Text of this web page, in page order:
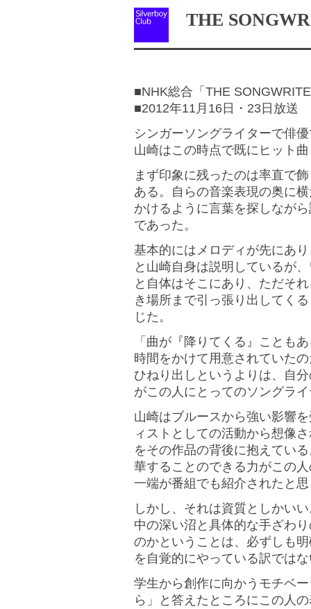
THE
■NHK総合「THE
■2012年11月16日・23日放送
シンガーソングライターで俳
山崎はこの時点で既にヒット
まず印象に残ったのは率直で
ある。自らの音楽表現の奥に
かけるように言葉を探しなが
であった。
基本的にはメロディが先にあ
と山崎自身は説明しているが
と自体はそこにあり、ただそ
き場所まで引っ張り出してく
じた。
「曲が『降りてくる』ことも
時間をかけて用意されていた
ひねり出しというよりは、自
がこの人にとってのソングラ
山崎はブルースから強い影響
ィストとしての活動から想像
をその作品の背後に抱えてい
華することのできる力がこの
一端が番組でも紹介されたと
しかし、それは資質としかい
中の深い沼と具体的な手ざわ
のかということは、必ずしも
を自覚的にやっている訳では
学生から創作に向かうモチベ
ら」と答えたところにこの人